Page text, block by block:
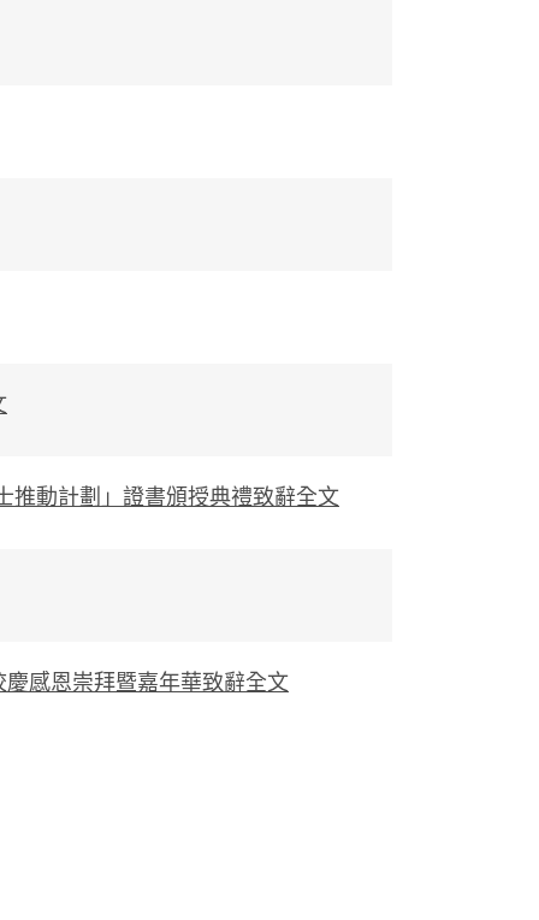
推動計劃」證書頒授典禮致辭全文
感恩崇拜暨嘉年華致辭全文